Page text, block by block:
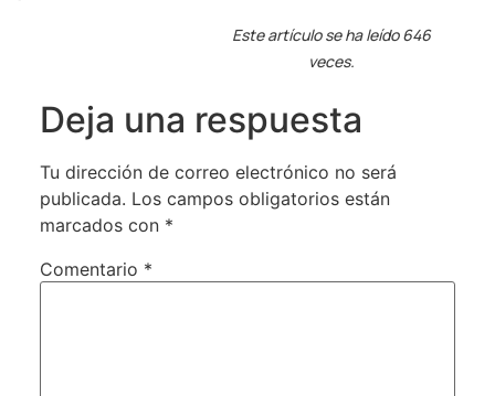
Este artículo se ha leído 646
veces.
Deja una respuesta
Tu dirección de correo electrónico no será
publicada. Los campos obligatorios están
marcados con *
Comentario *